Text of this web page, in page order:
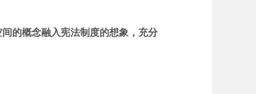
的概念融入宪法制度的想象，充分